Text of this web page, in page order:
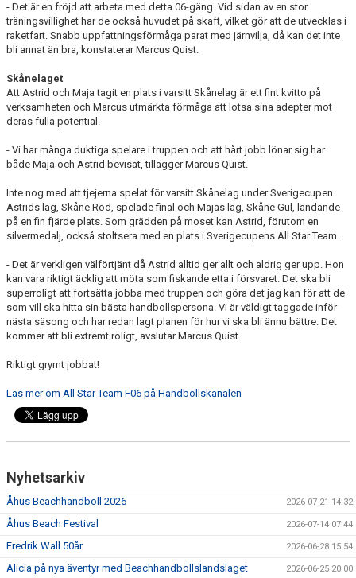
- Det är en fröjd att arbeta med detta 06-gäng. Vid sidan av en stor
träningsvillighet har de också huvudet på skaft, vilket gör att de utvecklas i
raketfart. Snabb uppfattningsförmåga parat med järnvilja, då kan det inte
bli annat än bra, konstaterar Marcus Quist.
Skånelaget
Att Astrid och Maja tagit en plats i varsitt Skånelag är ett fint kvitto på
verksamheten och Marcus utmärkta förmåga att lotsa sina adepter mot
deras fulla potential.
- Vi har många duktiga spelare i truppen och att hårt jobb lönar sig har
både Maja och Astrid bevisat, tillägger Marcus Quist.
Inte nog med att tjejerna spelat för varsitt Skånelag under Sverigecupen.
Astrids lag, Skåne Röd, spelade final och Majas lag, Skåne Gul, landande
på en fin fjärde plats. Som grädden på moset kan Astrid, förutom en
silvermedalj, också stoltsera med en plats i Sverigecupens All Star Team.
- Det är verkligen välförtjänt då Astrid alltid ger allt och aldrig ger upp. Hon
kan vara riktigt äcklig att möta som fiskande etta i försvaret. Det ska bli
superroligt att fortsätta jobba med truppen och göra det jag kan för att de
som vill ska hitta sin bästa handbollspersona. Vi är väldigt taggade inför
nästa säsong och har redan lagt planen för hur vi ska bli ännu bättre. Det
kommer att bli extremt roligt, avslutar Marcus Quist.
Riktigt grymt jobbat!
Läs mer om All Star Team F06 på Handbollskanalen
Nyhetsarkiv
Åhus Beachhandboll 2026 2026-07-21 14:32
Åhus Beach Festival 2026-07-14 07:44
Fredrik Wall 50år 2026-06-28 15:54
Alicia på nya äventyr med Beachhandbollslandslaget 2026-06-25 20:00